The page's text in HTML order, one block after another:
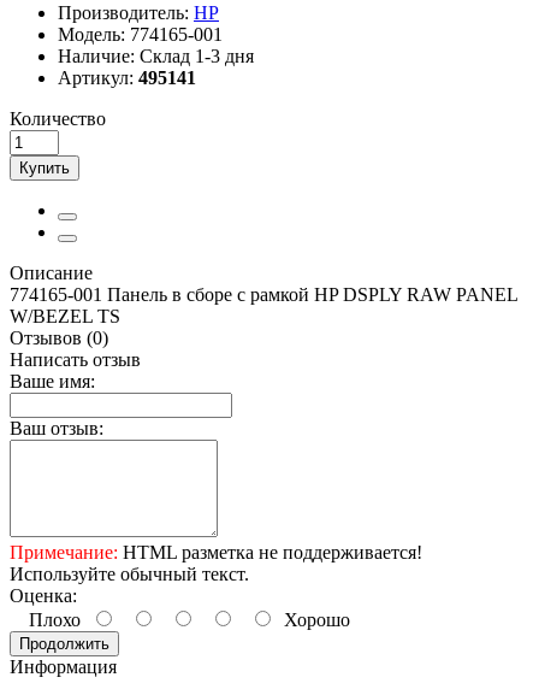
Производитель: HP
Модель: 774165-001
Наличие: Склад 1-3 дня
Артикул: 495141
Количество
Купить
Описание
774165-001 Панель в сборе с рамкой HP DSPLY RAW PANEL
W/BEZEL TS
Отзывов (0)
Написать отзыв
Ваше имя:
Ваш отзыв:
Примечание: HTML разметка не поддерживается!
Используйте обычный текст.
Оценка:
Плохо
Хорошо
Продолжить
Информация